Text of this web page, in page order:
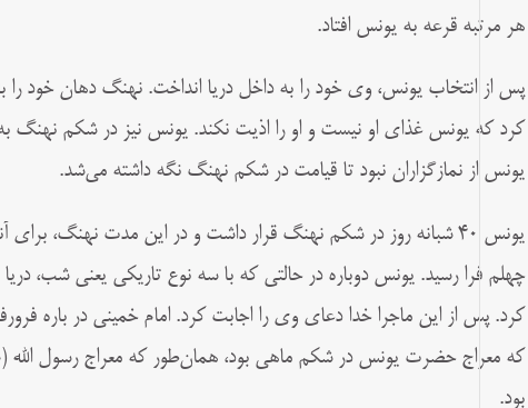
هر مرتبه قرعه به یونس افتاد.
پس از انتخاب یونس، وی خود را به داخل دریا انداخت. نهنگ دهان خود را
کرد که یونس غذای او نیست و او را اذیت نکند. یونس نیز در شکم نهنگ به
یونس از نمازگزاران نبود تا قیامت در شکم نهنگ نگه‌ داشته می‌شد.
یونس ۴۰ شبانه‌ روز در شکم نهنگ قرار داشت و در این مدت نهنگ،
چهلم فرا رسید. یونس دوباره در حالتی که با سه نوع تاریکی یعنی شب،
کرد. پس از این ماجرا خدا دعای وی را اجابت کرد. امام خمینی در باره
که معراج ‌‏حضرت یونس در شکم ماهی بود، همان‌طور که معراج رسول‌
بود.